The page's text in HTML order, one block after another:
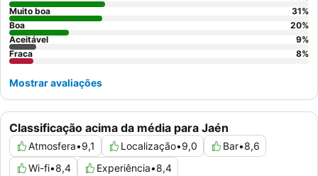
Classificação acima da média para Jaén
Atmosfera•9,1 Localização•9,0 Bar•8,6
Wi-fi•8,4 Experiência•8,4
Muito boa
31%
Boa
20%
Aceitável
9%
Fraca
8%
Mostrar avaliações